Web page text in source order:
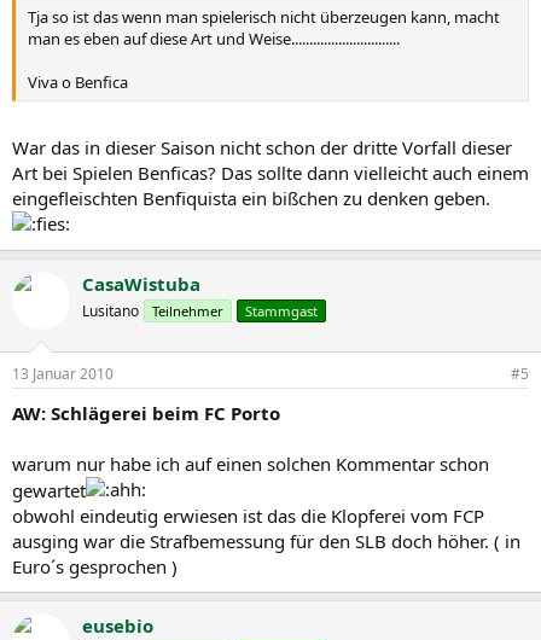
Tja so ist das wenn man spielerisch nicht überzeugen kann, macht
man es eben auf diese Art und Weise..............................
Viva o Benfica
War das in dieser Saison nicht schon der dritte Vorfall dieser
Art bei Spielen Benficas? Das sollte dann vielleicht auch einem
eingefleischten Benfiquista ein bißchen zu denken geben.
CasaWistuba
Lusitano Teilnehmer Stammgast
13 Januar 2010 #5
AW: Schlägerei beim FC Porto
warum nur habe ich auf einen solchen Kommentar schon
gewartet
obwohl eindeutig erwiesen ist das die Klopferei vom FCP
ausging war die Strafbemessung für den SLB doch höher. ( in
Euro´s gesprochen )
eusebio